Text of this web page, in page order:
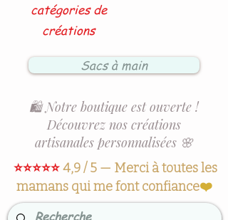
catégories de
créations
Sacs à main
🛍️ Notre boutique est ouverte !
Découvrez nos créations
artisanales personnalisées 🌸
⭐⭐⭐⭐⭐4,9 / 5 — Merci à toutes les
mamans qui me font confiance❤️